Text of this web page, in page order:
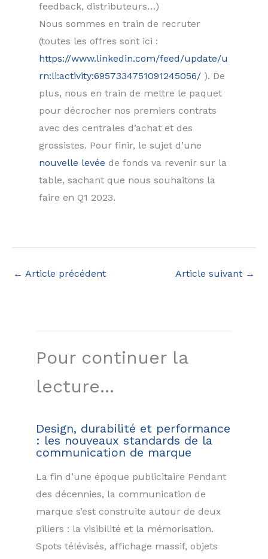
feedback, distributeurs…)
Nous sommes en train de recruter
(toutes les offres sont ici :
https://www.linkedin.com/feed/update/u
rn:li:activity:6957334751091245056/ ). De
plus, nous en train de mettre le paquet
pour décrocher nos premiers contrats
avec des centrales d’achat et des
grossistes. Pour finir, le sujet d’une
nouvelle levée de fonds va revenir sur la
table, sachant que nous souhaitons la
faire en Q1 2023.
← Article précédent Article suivant →
Pour continuer la
lecture...
Design, durabilité et performance
: les nouveaux standards de la
communication de marque
La fin d’une époque publicitaire Pendant
des décennies, la communication de
marque s’est construite autour de deux
piliers : la visibilité et la mémorisation.
Spots télévisés, affichage massif, objets